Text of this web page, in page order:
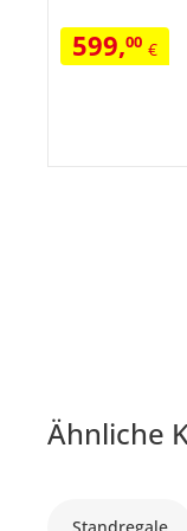
599,00 €
Ähnliche